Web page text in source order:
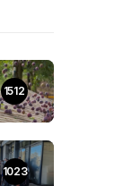
1512
1023